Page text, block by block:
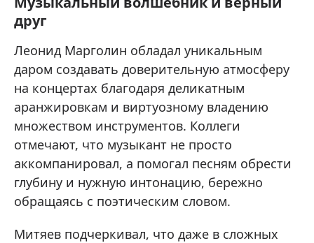
друг
Леонид Марголин обладал уникальным
даром создавать доверительную атмосферу
на концертах благодаря деликатным
аранжировкам и виртуозному владению
множеством инструментов. Коллеги
отмечают, что музыкант не просто
аккомпанировал, а помогал песням обрести
глубину и нужную интонацию, бережно
обращаясь с поэтическим словом.
Митяев подчеркивал, что даже в сложных